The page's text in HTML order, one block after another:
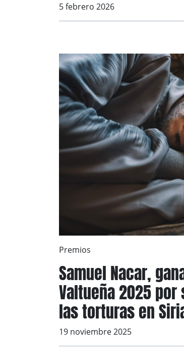
5 febrero 2026
Premios
Samuel Nacar,
Valtueña 2025
las torturas en
19 noviembre 2025